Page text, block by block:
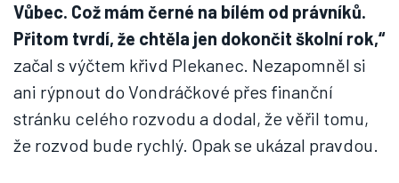
Vůbec. Což mám černé na bílém od právníků.
Přitom tvrdí, že chtěla jen dokončit školní rok,“
začal s výčtem křivd Plekanec. Nezapomněl si
ani rýpnout do Vondráčkové přes finanční
stránku celého rozvodu a dodal, že věřil tomu,
že rozvod bude rychlý. Opak se ukázal pravdou.